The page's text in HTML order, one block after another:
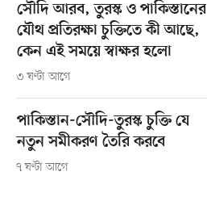
সৌদি আরব, তুরস্ক ও পাকিস্তানের
যৌথ প্রতিরক্ষা চুক্তিতে কী আছে,
কেন এই সময়ে স্বাক্ষর হলো
৩ ঘণ্টা আগে
পাকিস্তান-সৌদি-তুরস্ক চুক্তি যে
নতুন সমীকরণ তৈরি করবে
৭ ঘণ্টা আগে